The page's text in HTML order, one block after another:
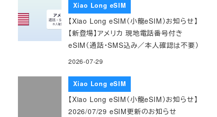
Xiao Long eSIM
【Xiao Long eSIM（小龍eSIM）お知らせ】
【新登場】アメリカ 現地電話番号付き
eSIM（通話・SMS込み／本人確認は不要）
2026-07-29
Xiao Long eSIM
【Xiao Long eSIM（小龍eSIM）お知らせ】
2026/07/29 eSIM更新のお知らせ